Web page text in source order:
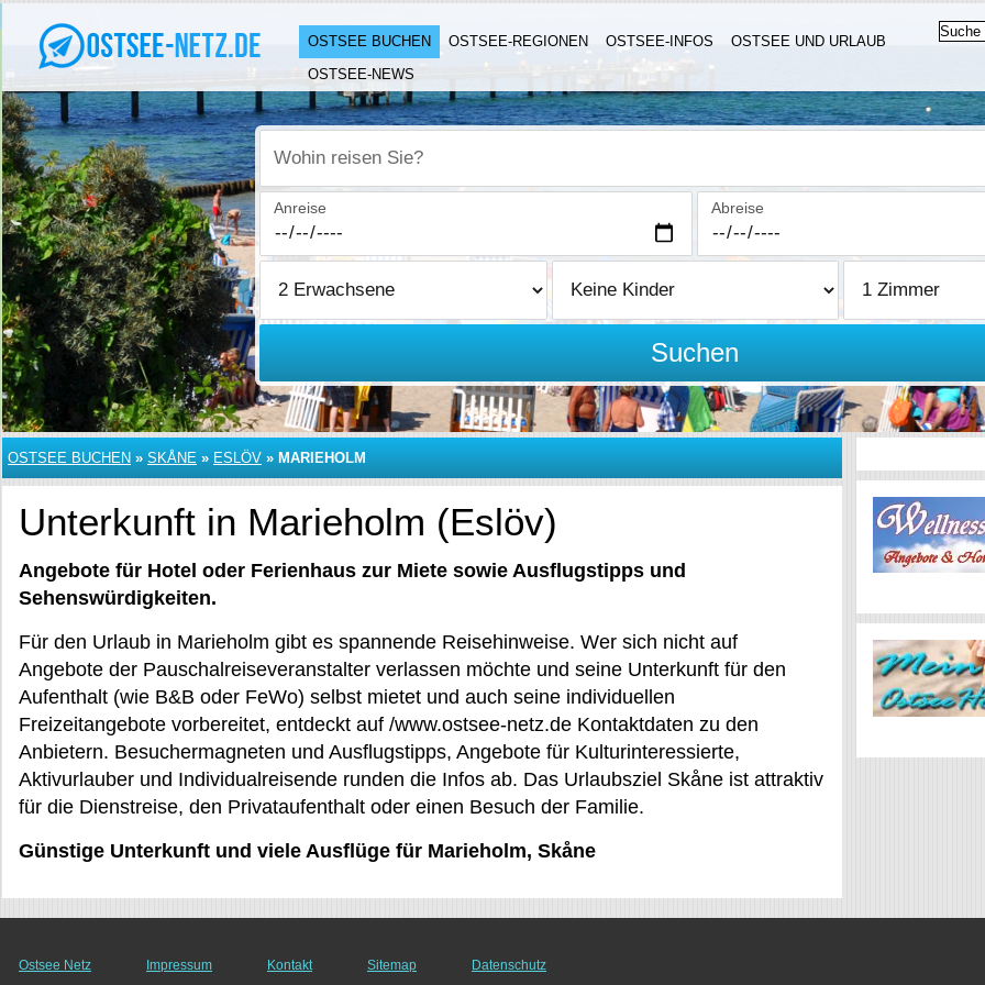
OSTSEE BUCHEN OSTSEE-REGIONEN OSTSEE-INFOS
OSTSEE UND URLAUB
OSTSEE-NEWS
Wohin reisen Sie?
Anreise Abreise
Suchen
OSTSEE BUCHEN » SKÅNE » ESLÖV » MARIEHOLM
Unterkunft in Marieholm (Eslöv)
Angebote für Hotel oder Ferienhaus zur Miete sowie Ausflugstipps und
Sehenswürdigkeiten.
Für den Urlaub in Marieholm gibt es spannende Reisehinweise. Wer sich nicht auf
Angebote der Pauschalreiseveranstalter verlassen möchte und seine Unterkunft für den
Aufenthalt (wie B&B oder FeWo) selbst mietet und auch seine individuellen
Freizeitangebote vorbereitet, entdeckt auf /www.ostsee-netz.de Kontaktdaten zu den
Anbietern. Besuchermagneten und Ausflugstipps, Angebote für Kulturinteressierte,
Aktivurlauber und Individualreisende runden die Infos ab. Das Urlaubsziel Skåne ist attraktiv
für die Dienstreise, den Privataufenthalt oder einen Besuch der Familie.
Günstige Unterkunft und viele Ausflüge für Marieholm, Skåne
Ostsee Netz Impressum Kontakt Sitemap Datenschutz